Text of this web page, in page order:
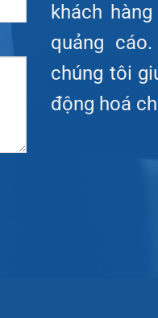
khách
quảng
chúng tôi
động hoá